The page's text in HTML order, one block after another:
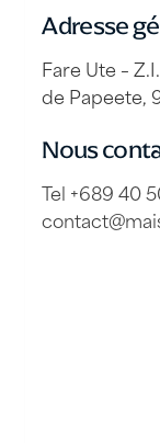
Adresse
Fare Ute –
de Papeete,
Nous
Tel +689 40